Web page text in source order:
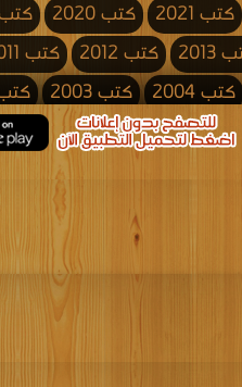
كتب 2021 كتب 2020
كتب
كتب 2012 كتب 2011
كتب 2004 كتب 2003
كتب
كتب 1996 كتب 1995 كتب 1994
كتب 1985
كتب 1977 كتب 1976
كتب 1968 كتب 1967
كتب 1959 كتب 1958
كتب 1949